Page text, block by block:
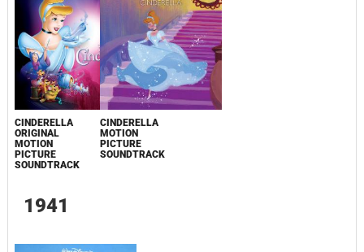
CINDERELLA
ORIGINAL
MOTION
PICTURE
SOUNDTRACK
CINDERELLA
MOTION
PICTURE
SOUNDTRACK
1941